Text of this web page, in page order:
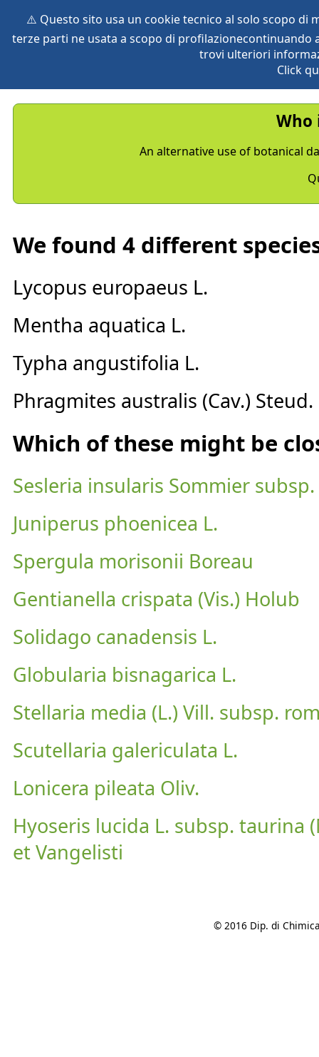
⚠️ Questo sito usa un cookie tecnico al solo scopo di
terze parti ne usata a scopo di
trovi ulteriori
Click
vegetation global db
Who
An alternative use of botanical
We found 4 different
Lycopus europaeus L.
Mentha aquatica L.
Typha angustifolia L.
Phragmites australis (Cav.) Steud.
Which of these might be
Sesleria insularis Sommier
Juniperus phoenicea L.
Spergula morisonii Boreau
Gentianella crispata (Vis.) Holub
Solidago canadensis L.
Globularia bisnagarica L.
Stellaria media (L.) Vill. subsp.
Scutellaria galericulata L.
Lonicera pileata Oliv.
Hyoseris lucida L. subsp. taurina
et Vangelisti
© 2016 Dip. di